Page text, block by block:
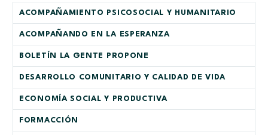
ACOMPAÑAMIENTO PSICOSOCIAL Y HUMANITARIO
ACOMPAÑANDO EN LA ESPERANZA
BOLETÍN LA GENTE PROPONE
DESARROLLO COMUNITARIO Y CALIDAD DE VIDA
ECONOMÍA SOCIAL Y PRODUCTIVA
FORMACCIÓN